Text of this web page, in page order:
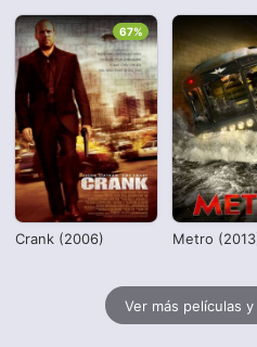
Crank (2006)
67%
Metro
Ver más películas